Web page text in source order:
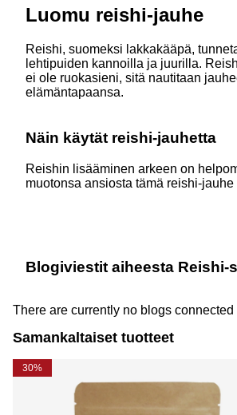
Luomu reishi-jauhe
Reishi, suomeksi lakkakääpä,
lehtipuiden kannoilla ja juurilla.
ei ole ruokasieni, sitä nautitaan
elämäntapaansa.
Näin käytät reishi-jauhetta
Reishin lisääminen arkeen on
muotonsa ansiosta tämä reishi-
Blogiviestit aiheesta Reishi-
There are currently no blogs connected
Samankaltaiset tuotteet
30%